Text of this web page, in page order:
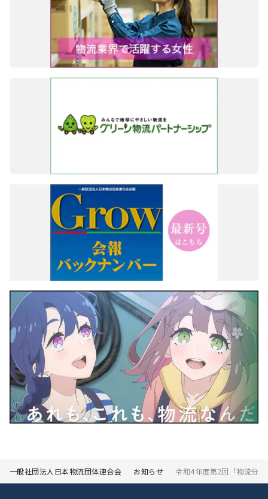
一般社団法人日本物流団体連合会 お知らせ 令和4年度第2回「物流分